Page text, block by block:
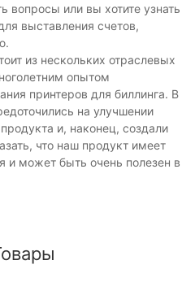
вопросы или вы хотите узнать
выставления счетов,
из нескольких отраслевых
опытом
принтеров для биллинга. В
на улучшении
и, наконец, создали
что наш продукт имеет
и может быть очень полезен в